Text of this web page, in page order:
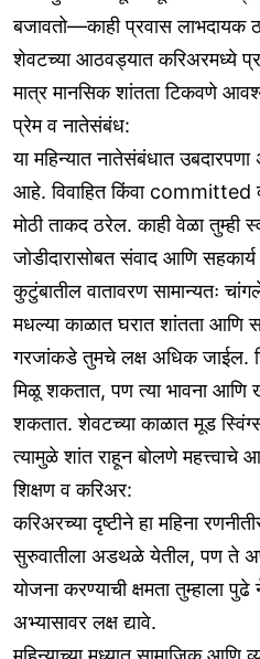
बजावतो—काही प्रवास लाभदायक
शेवटच्या आठवड्यात करिअरमध्ये
मात्र मानसिक शांतता टिकवणे
प्रेम व नातेसंबंध:
या महिन्यात नातेसंबंधात
आहे. विवाहित किंवा committed
मोठी ताकद ठरेल. काही वेळा तुम्ही
जोडीदारासोबत संवाद आणि
कुटुंबातील वातावरण सामान्यतः
मधल्या काळात घरात शांतता आणि
गरजांकडे तुमचे लक्ष अधिक जाईल.
मिळू शकतात, पण त्या भावना आणि
शकतात. शेवटच्या काळात मूड
त्यामुळे शांत राहून बोलणे महत्त्वाचे
शिक्षण व करिअर:
करिअरच्या दृष्टीने हा महिना
सुरुवातीला अडथळे येतील, पण ते
योजना करण्याची क्षमता तुम्हाला पुढे
अभ्यासावर लक्ष द्यावे.